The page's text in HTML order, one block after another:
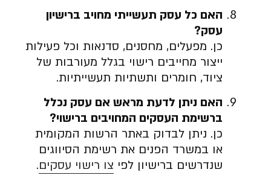
האם כל עסק תעשייתי מחויב ברישיון
עסק?
כן. מפעלים, מחסנים, סדנאות וכל פעילות
ייצור מחייבים רישוי בגלל מעורבות של
ציוד, חומרים ותשתיות תעשייתיות.
האם ניתן לדעת מראש אם עסק נכלל
ברשימת העסקים המחויבים ברישוי?
כן. ניתן לבדוק באתר הרשות המקומית
או במשרד הפנים את רשימת הסיווגים
שנדרשים ברישיון לפי צו רישוי עסקים.